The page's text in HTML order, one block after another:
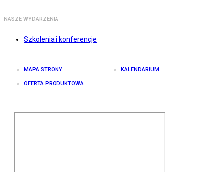
NASZE WYDARZENIA
Szkolenia i konferencje
MAPA STRONY KALENDARIUM
OFERTA PRODUKTOWA